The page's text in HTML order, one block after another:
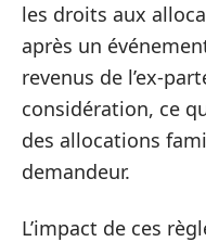
les droits aux
après un
revenus de l’ex-
considération, ce
des allocations
demandeur.
L’impact de ces